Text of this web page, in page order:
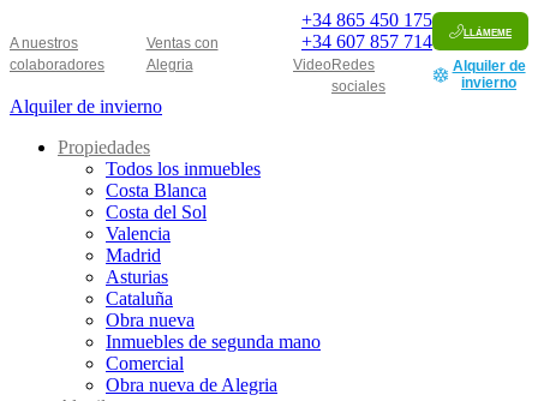
A nuestros
colaboradores
Ventas con
Alegria
+34 865 450 175
+34 607 857 714
llámeme
Video Redes
sociales
Alquiler de
invierno
Alquiler de invierno
Propiedades
Todos los inmuebles
Costa Blanca
Costa del Sol
Valencia
Madrid
Asturias
Cataluña
Obra nueva
Inmuebles de segunda mano
Comercial
Obra nueva de Alegria